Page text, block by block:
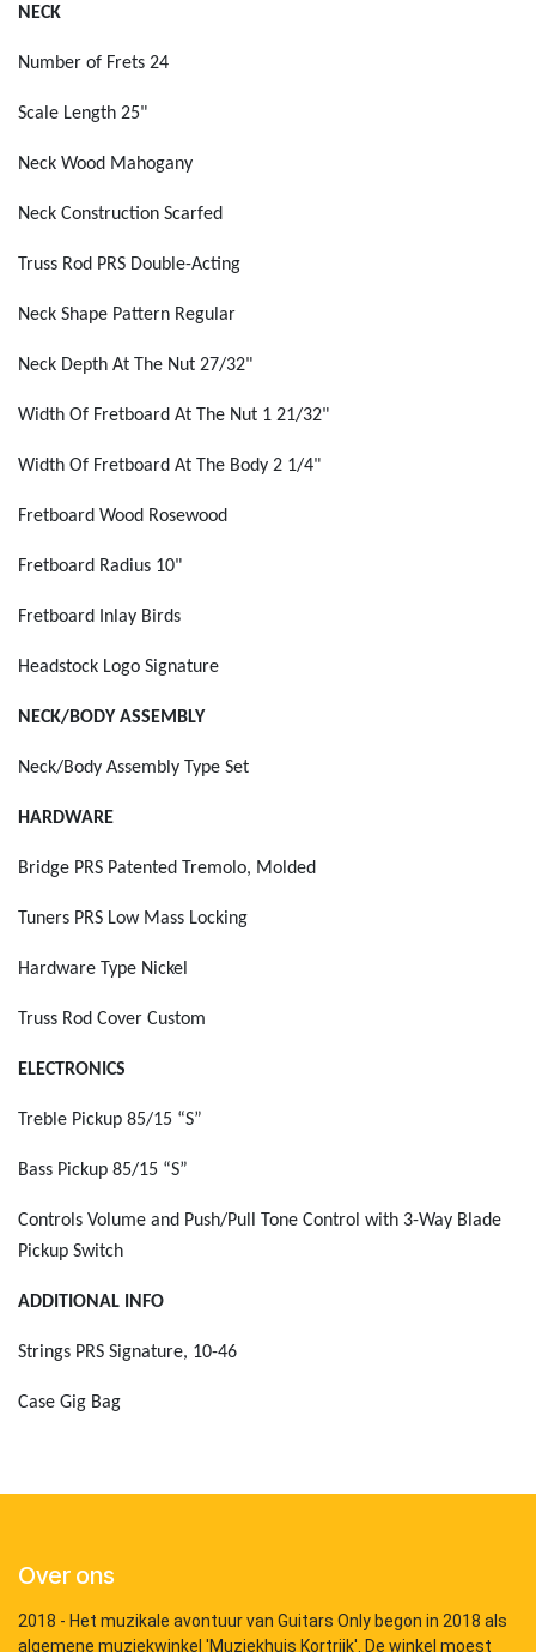
NECK
Number of Frets 24
Scale Length 25"
Neck Wood Mahogany
Neck Construction Scarfed
Truss Rod PRS Double-Acting
Neck Shape Pattern Regular
Neck Depth At The Nut 27/32"
Width Of Fretboard At The Nut 1 21/32"
Width Of Fretboard At The Body 2 1/4"
Fretboard Wood Rosewood
Fretboard Radius 10"
Fretboard Inlay Birds
Headstock Logo Signature
NECK/BODY ASSEMBLY
Neck/Body Assembly Type Set
HARDWARE
Bridge PRS Patented Tremolo, Molded
Tuners PRS Low Mass Locking
Hardware Type Nickel
Truss Rod Cover Custom
ELECTRONICS
Treble Pickup 85/15 “S”
Bass Pickup 85/15 “S”
Controls Volume and Push/Pull Tone Control with 3-Way Blade
Pickup Switch
ADDITIONAL INFO
Strings PRS Signature, 10-46
Case Gig Bag
Over ons
2018 - Het muzikale avontuur van Guitars Only begon in 2018 als
algemene muziekwinkel 'Muziekhuis Kortrijk'. De winkel moest